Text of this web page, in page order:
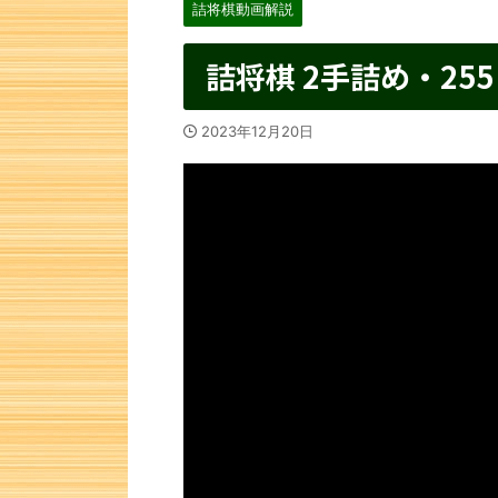
詰将棋動画解説
詰将棋 2手詰め・
2023年12月20日